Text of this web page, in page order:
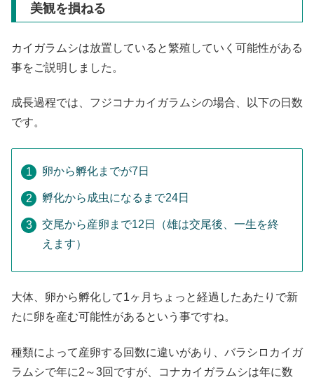
美観を損ねる
カイガラムシは放置していると繁殖していく可能性がある
事をご説明しました。
成長過程では、フジコナカイガラムシの場合、以下の日数
です。
卵から孵化までが7日
孵化から成虫になるまで24日
交尾から産卵まで12日（雄は交尾後、一生を終
えます）
大体、卵から孵化して1ヶ月ちょっと経過したあたりで新
たに卵を産む可能性があるという事ですね。
種類によって産卵する回数に違いがあり、バラシロカイガ
ラムシで年に2～3回ですが、コナカイガラムシは年に数